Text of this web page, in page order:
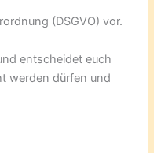
(DSGVO) vor.
entscheidet euch
werden dürfen und